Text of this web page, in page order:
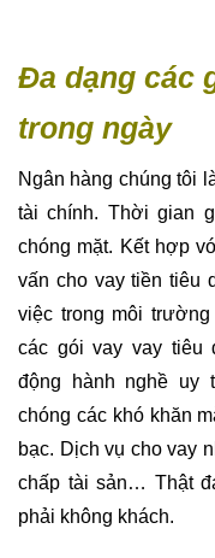
Đa dạng các
trong ngày
Ngân hàng chúng tôi
tài chính. Thời gian
chóng mặt. Kết hợp
vấn cho vay tiền tiêu
việc trong môi
các gói vay vay tiêu
động hành nghề uy
chóng các khó khăn
bạc. Dịch vụ cho vay
chấp tài sản… Thật
phải không khách.